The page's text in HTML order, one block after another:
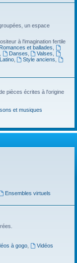
un espace
à l'imagination fertile
Romances et ballades
Danses Valses
Latino, Style anciens
pièces écrites à l'origine
et musiques
Ensembles virtuels
à gogo,
Vidéos